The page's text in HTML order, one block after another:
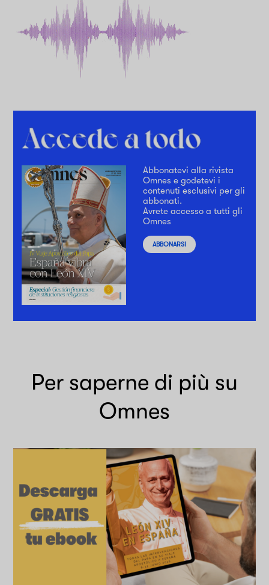
Abbonatevi alla rivista
Omnes e godetevi i
contenuti esclusivi per gli
abbonati.
Avrete accesso a tutti gli
Omnes
ABBONARSI
Per saperne di più su
Omnes